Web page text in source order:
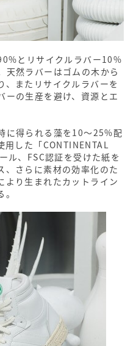
とリサイクルラバー10%
天然ラバーはゴムの木から
、またリサイクルラバーを
ーの生産を避け、資源とエ
に得られる藻を10～25%配
用した「CONTINENTAL
ル、FSC認証を受けた紙を
、さらに素材の効率化のた
より生まれたカットライン